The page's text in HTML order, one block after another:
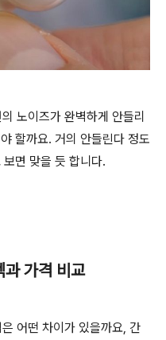
노이즈가 완벽하게 안들리
할까요. 거의 안들린다 정도
면 맞을 듯 합니다.
과 가격 비교
어떤 차이가 있을까요, 간